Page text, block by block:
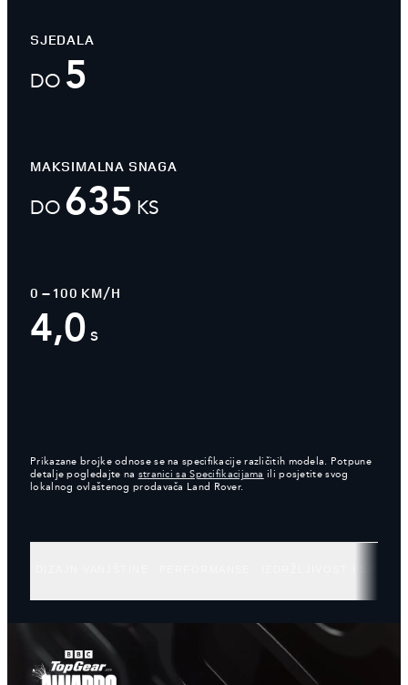
SJEDALA
DO 5
MAKSIMALNA SNAGA
DO 635 KS
0 – 100 KM/H
4,0 s
Prikazane brojke odnose se na specifikacije različitih modela. Potpune
detalje pogledajte na stranici sa Specifikacijama ili posjetite svog
lokalnog ovlaštenog prodavača Land Rover.